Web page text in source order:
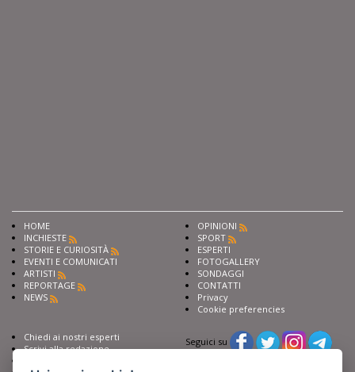
HOME
INCHIESTE
STORIE E CURIOSITÀ
EVENTI E COMUNICATI
ARTISTI
REPORTAGE
NEWS
OPINIONI
SPORT
ESPERTI
FOTOGALLERY
SONDAGGI
CONTATTI
Privacy
Cookie preferencies
Chiedi ai nostri esperti
Scrivi alla redazione
Seguici su